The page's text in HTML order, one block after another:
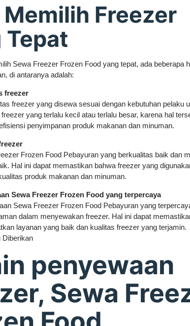
Memilih Freezer
Tepat
Sewa Freezer Frozen Food yang tepat, ada beberapa
di antaranya adalah:
freezer
freezer yang disewa sesuai dengan kebutuhan pelaku
yang terlalu kecil atau terlalu besar, karena hal
penyimpanan produk makanan dan minuman.
Frozen Food Pebayuran yang berkualitas baik dan
Hal ini dapat memastikan bahwa freezer yang
produk makanan dan minuman.
Sewa Freezer Frozen Food yang terpercaya
Sewa Freezer Frozen Food Pebayuran yang
dalam menyewakan freezer. Hal ini dapat
layanan yang baik dan kualitas freezer yang terjamin.
Diberikan
penyewaan
Sewa